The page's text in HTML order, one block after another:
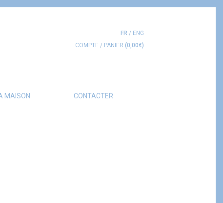
MAISON
CONTACTER
FR / ENG
COMPTE / PANIER (0,00€)